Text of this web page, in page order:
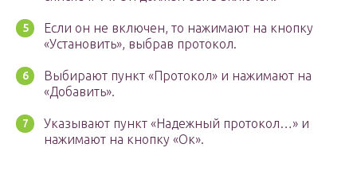
Если он не включен, то нажимают на кнопку
«Установить», выбрав протокол.
Выбирают пункт «Протокол» и нажимают на
«Добавить».
Указывают пункт «Надежный протокол…» и
нажимают на кнопку «Ок».